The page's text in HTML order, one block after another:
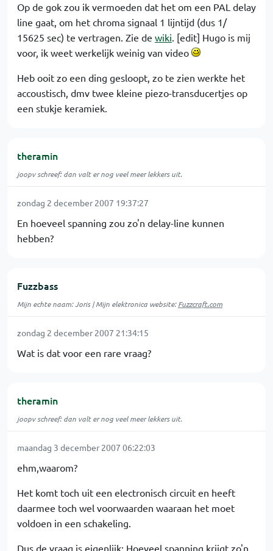
Op de gok zou ik vermoeden dat het om een PAL delay
line gaat, om het chroma signaal 1 lijntijd (dus 1/
15625 sec) te vertragen. Zie de wiki. [edit] Hugo is mij
voor, ik weet werkelijk weinig van video
Heb ooit zo een ding gesloopt, zo te zien werkte het
accoustisch, dmv twee kleine piezo-transducertjes op
een stukje keramiek.
theramin
joopv schreef: dan valt er nog veel meer lekkers uit.
zondag 2 december 2007 19:37:27
En hoeveel spanning zou zo'n delay-line kunnen
hebben?
Fuzzbass
Mijn echte naam: Joris | Mijn elektronica website:Fuzzcraft.com
zondag 2 december 2007 21:34:15
Wat is dat voor een rare vraag?
theramin
joopv schreef: dan valt er nog veel meer lekkers uit.
maandag 3 december 2007 06:22:03
ehm,waarom?
Het komt toch uit een electronisch circuit en heeft
daarmee toch wel voorwaarden waaraan het moet
voldoen in een schakeling.
Dus de vraag is eigenlijk: Hoeveel spanning krijgt zo'n